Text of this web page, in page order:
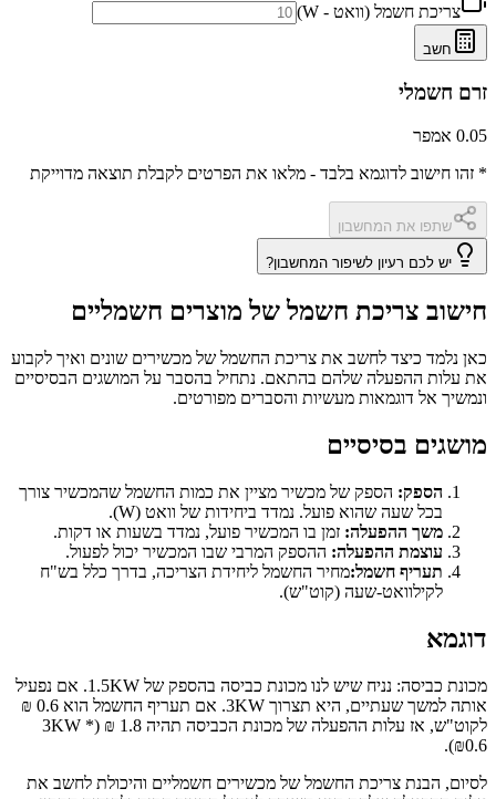
צריכת חשמל (וואט - W)
חשב
זרם חשמלי
0.05 אמפר
* זהו חישוב לדוגמא בלבד - מלאו את הפרטים לקבלת תוצאה מדוייקת
שתפו את המחשבון
יש לכם רעיון לשיפור המחשבון?
חישוב צריכת חשמל של מוצרים חשמליים
כאן נלמד כיצד לחשב את צריכת החשמל של מכשירים שונים ואיך לקבוע
את עלות ההפעלה שלהם בהתאם. נתחיל בהסבר על המושגים הבסיסיים
ונמשיך אל דוגמאות מעשיות והסברים מפורטים.
מושגים בסיסיים
הספק: הספק של מכשיר מציין את כמות החשמל שהמכשיר צורך
בכל שעה שהוא פועל. נמדד ביחידות של וואט (W).
משך ההפעלה: זמן בו המכשיר פועל, נמדד בשעות או דקות.
עוצמת ההפעלה: ההספק המרבי שבו המכשיר יכול לפעול.
תעריף חשמל:מחיר החשמל ליחידת הצריכה, בדרך כלל בש"ח
לקילוואט-שעה (קוט"ש).
דוגמא
מכונת כביסה: נניח שיש לנו מכונת כביסה בהספק של 1.5KW. אם נפעיל
אותה למשך שעתיים, היא תצרוך 3KW. אם תעריף החשמל הוא 0.6 ₪
לקוט"ש, אז עלות ההפעלה של מכונת הכביסה תהיה 1.8 ₪ (3KW *
₪0.6).
לסיום, הבנת צריכת החשמל של מכשירים חשמליים והיכולת לחשב את